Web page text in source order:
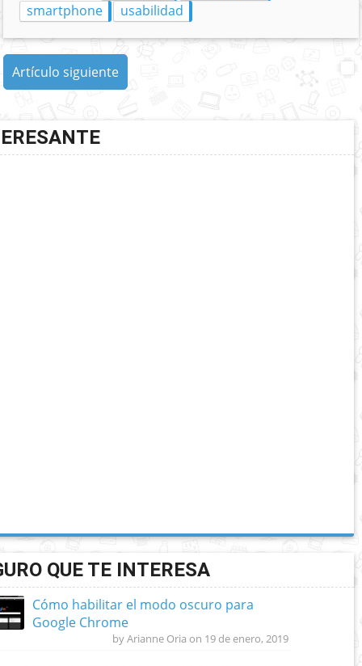
smartphone
usabilidad
Artículo siguiente
QUE TE INTERESA
Cómo habilitar el modo oscuro para
Google Chrome
by Arianne Oria on 19 de enero, 2019